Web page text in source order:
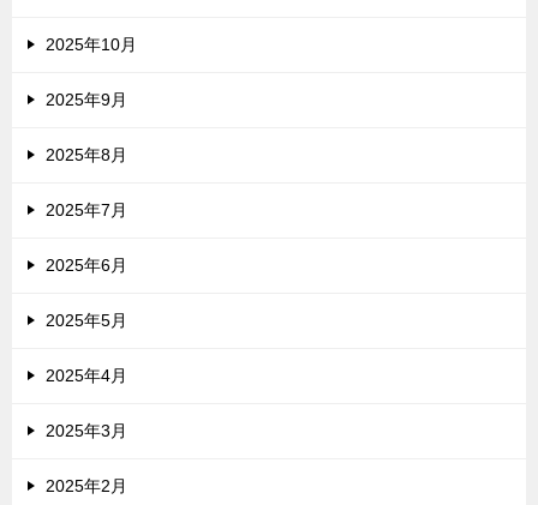
2025年10月
2025年9月
2025年8月
2025年7月
2025年6月
2025年5月
2025年4月
2025年3月
2025年2月